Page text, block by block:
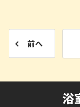
前へ
浴